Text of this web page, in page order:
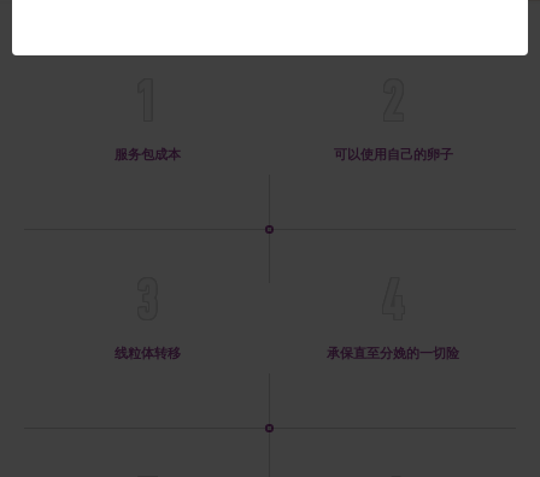
服务包成本 可以使用自己的卵子
线粒体转移 承保直至分娩的一切险